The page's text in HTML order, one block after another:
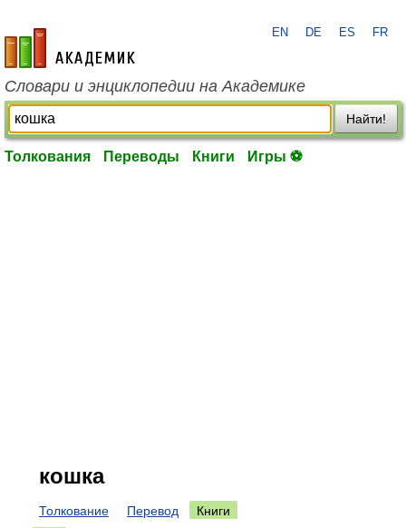
academic.ru
EN DE ES FR
Словари и энциклопедии на Академике
Найти!
Толкования Переводы Книги Игры ⚽
кошка
Толкование Перевод
Книги